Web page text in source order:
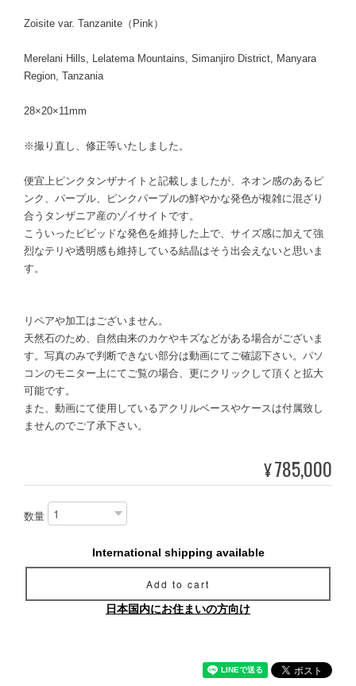
Zoisite var. Tanzanite（Pink）
Merelani Hills, Lelatema Mountains, Simanjiro District, Manyara
Region, Tanzania
28×20×11mm
※撮り直し、修正等いたしました。
便宜上ピンクタンザナイトと記載しましたが、ネオン感のあるピ
ンク、パープル、ピンクパープルの鮮やかな発色が複雑に混ざり
合うタンザニア産のゾイサイトです。
こういったビビッドな発色を維持した上で、サイズ感に加えて強
烈なテリや透明感も維持している結晶はそう出会えないと思いま
す。
リペアや加工はございません。
天然石のため、自然由来のカケやキズなどがある場合がございま
す。写真のみで判断できない部分は動画にてご確認下さい。パソ
コンのモニター上にてご覧の場合、更にクリックして頂くと拡大
可能です。
また、動画にて使用しているアクリルベースやケースは付属致し
ませんのでご了承下さい。
¥785,000
数量
International shipping available
Add to cart
日本国内にお住まいの方向け